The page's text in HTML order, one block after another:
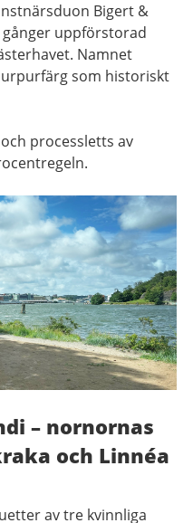
Bigert &
uppförstorad
Namnet
som historiskt
processletts av
– nornornas
och Linnéa
av tre kvinnliga